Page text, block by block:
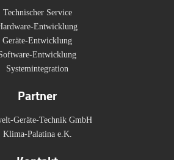
Technischer Service
Entwicklung
Geräte-Entwicklung
Entwicklung
Systemintegration
Partner
Geräte-Technik GmbH
Klima-Palatina e.K.